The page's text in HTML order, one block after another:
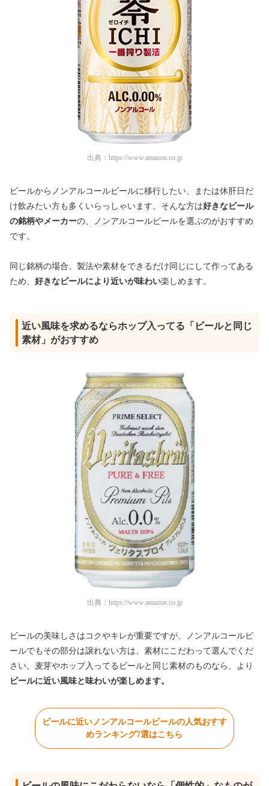
出典： https://www.amazon.co.jp
ビールからノンアルコールビールに移行したい、または休肝日だ
け飲みたい方も多くいらっしゃいます。そんな方は好きなビール
の銘柄やメーカーの、ノンアルコールビールを選ぶのがおすすめ
です。
同じ銘柄の場合、製法や素材をできるだけ同じにして作ってある
ため、 好きなビールにより近いが味わい楽しめます。
近い風味を求めるならホップ入ってる「ビールと同じ
素材」がおすすめ
出典： https://www.amazon.co.jp
ビールの美味しさはコクやキレが重要ですが、ノンアルコールビ
ールでもその部分は譲れない方は、素材にこだわって選んでくだ
さい。麦芽やホップ入ってるビールと同じ素材のものなら、より
ビールに近い風味と味わいが楽しめます。
ビールに近いノンアルコールビールの人気おすす
めランキング7選はこちら